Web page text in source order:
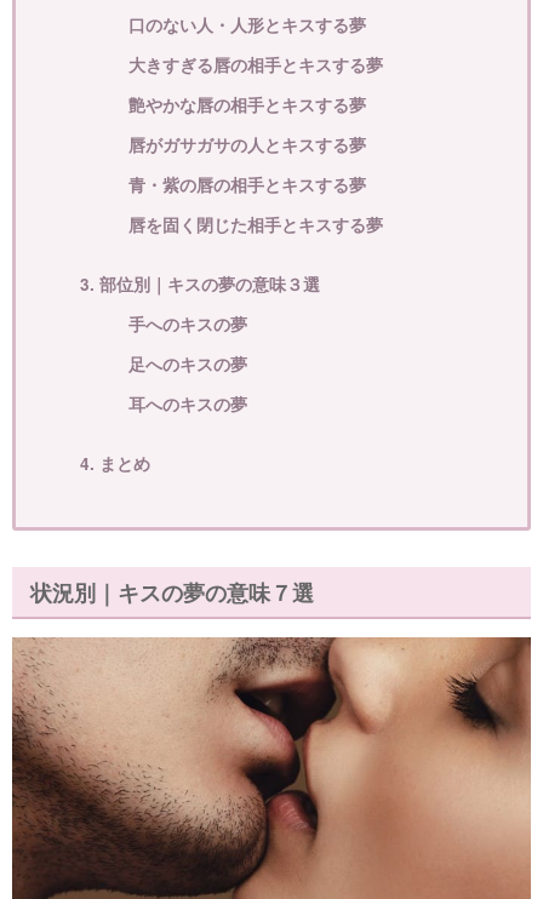
口のない人・人形とキスする夢
大きすぎる唇の相手とキスする夢
艶やかな唇の相手とキスする夢
唇がガサガサの人とキスする夢
青・紫の唇の相手とキスする夢
唇を固く閉じた相手とキスする夢
3. 部位別｜キスの夢の意味３選
手へのキスの夢
足へのキスの夢
耳へのキスの夢
4. まとめ
状況別｜キスの夢の意味７選